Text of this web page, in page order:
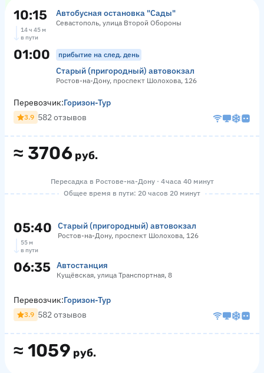
10:15 Автобусная остановка "Сады"
Севастополь, улица Второй Обороны
14 ч 45 м
в пути
01:00 прибытие на след. день
Старый (пригородный) автовокзал
Ростов-на-Дону, проспект Шолохова, 126
≈ 3706 руб.
Перевозчик:Горизон-Тур
3.9 582 отзывов
Пересадка в Ростове-на-Дону · 4 часа 40 минут
Общее время в пути: 20 часов 20 минут
05:40 Старый (пригородный) автовокзал
Ростов-на-Дону, проспект Шолохова, 126
55 м
в пути
06:35 Автостанция
Кущёвская, улица Транспортная, 8
≈ 1059 руб.
Перевозчик:Горизон-Тур
3.9 582 отзывов